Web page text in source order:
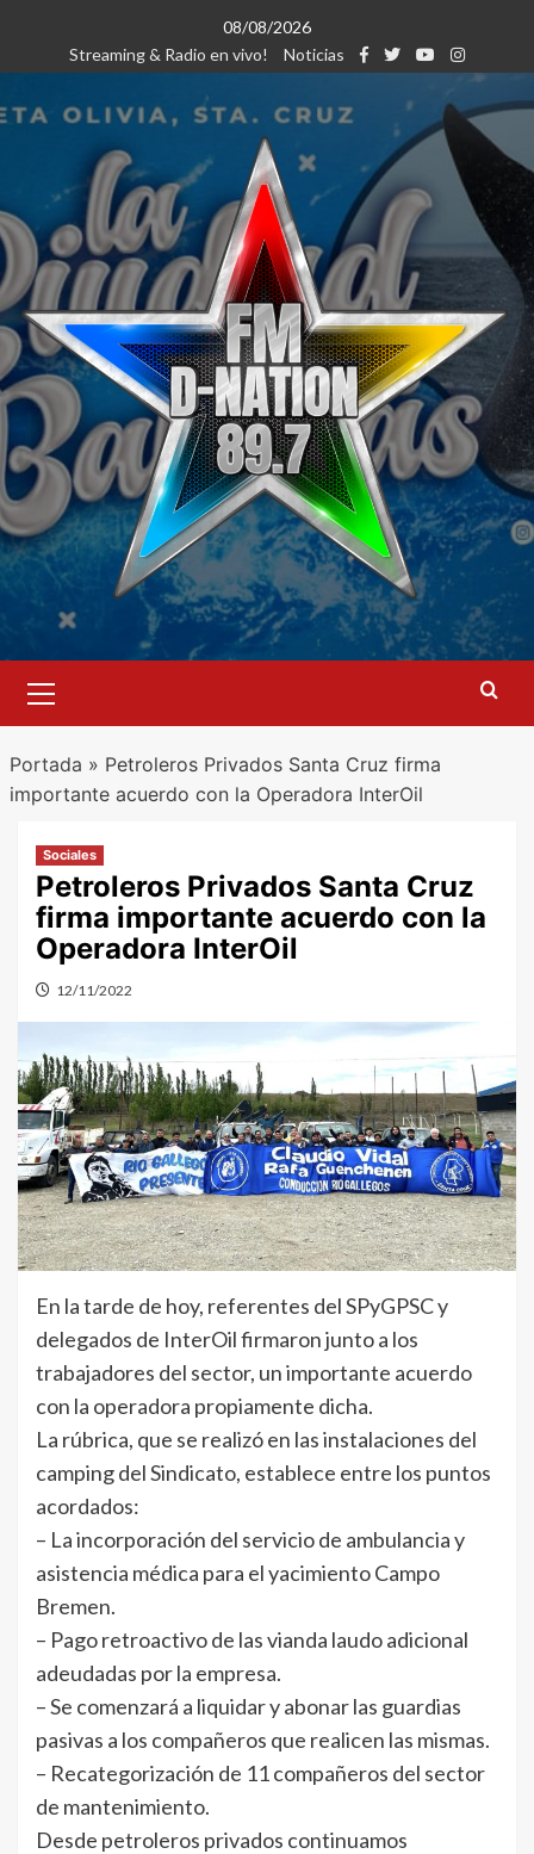
contenido
08/08/2026
Streaming & Radio en vivo!
Noticias
primario
Portada » Petroleros Privados Santa Cruz firma
importante acuerdo con la Operadora InterOil
Sociales
Petroleros Privados Santa Cruz
firma importante acuerdo con la
Operadora InterOil
12/11/2022
En la tarde de hoy, referentes del SPyGPSC y
delegados de InterOil firmaron junto a los
trabajadores del sector, un importante acuerdo
con la operadora propiamente dicha.
La rúbrica, que se realizó en las instalaciones del
camping del Sindicato, establece entre los puntos
acordados:
– La incorporación del servicio de ambulancia y
asistencia médica para el yacimiento Campo
Bremen.
– Pago retroactivo de las vianda laudo adicional
adeudadas por la empresa.
– Se comenzará a liquidar y abonar las guardias
pasivas a los compañeros que realicen las mismas.
– Recategorización de 11 compañeros del sector
de mantenimiento.
Desde petroleros privados continuamos